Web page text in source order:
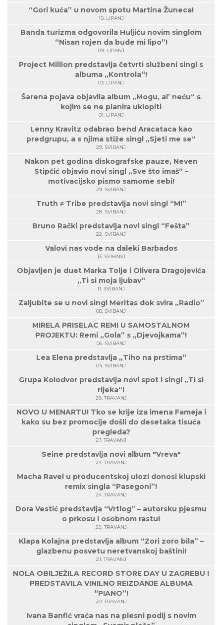
“Gori kuća” u novom spotu Martina Žuneca!
10. LIPANJ
Banda turizma odgovorila Huljiću novim singlom
“Nisan rojen da bude mi lipo”!
09. LIPANJ
Project Million predstavlja četvrti službeni singl s
albuma „Kontrola“!
03. LIPANJ
Šarena pojava objavila album „Mogu, al’ neću“ s
kojim se ne planira uklopiti
01. LIPANJ
Lenny Kravitz odabrao bend Aracataca kao
predgrupu, a s njima stiže singl „Sjeti me se“
29. SVIBANJ
Nakon pet godina diskografske pauze, Neven
Stipčić objavio novi singl „Sve što imaš“ –
motivacijsko pismo samome sebi!
29. SVIBANJ
Truth ≠ Tribe predstavlja novi singl “M!”
28. SVIBANJ
Bruno Rački predstavlja novi singl “Fešta”
22. SVIBANJ
Valovi nas vode na daleki Barbados
13. SVIBANJ
Objavljen je duet Marka Tolje i Olivera Dragojevića
„Ti si moja ljubav“
11. SVIBANJ
Zaljubite se u novi singl Meritas dok svira „Radio”
08. SVIBANJ
MIRELA PRISELAC REMI U SAMOSTALNOM
PROJEKTU: Remi „Gola” s „Djevojkama”!
05. SVIBANJ
Lea Elena predstavlja „Tiho na prstima“
04. SVIBANJ
Grupa Kolodvor predstavlja novi spot i singl „Ti si
rijeka“!
28. TRAVANJ
NOVO U MENARTU! Tko se krije iza imena Fameja i
kako su bez promocije došli do desetaka tisuća
pregleda?
27. TRAVANJ
Seine predstavlja novi album "Vreva"
24. TRAVANJ
Macha Ravel u producentskoj ulozi donosi klupski
remix singla “Pasegoni”!
24. TRAVANJ
Dora Vestić predstavlja “Vrtlog” – autorsku pjesmu
o prkosu i osobnom rastu!
22. TRAVANJ
Klapa Kolajna predstavlja album “Zori zoro bila” –
glazbenu posvetu neretvanskoj baštini!
21. TRAVANJ
NOLA OBILJEŽILA RECORD STORE DAY U ZAGREBU I
PREDSTAVILA VINILNO REIZDANJE ALBUMA
“PIANO”!
20. TRAVANJ
Ivana Banfić vraća nas na plesni podij s novim